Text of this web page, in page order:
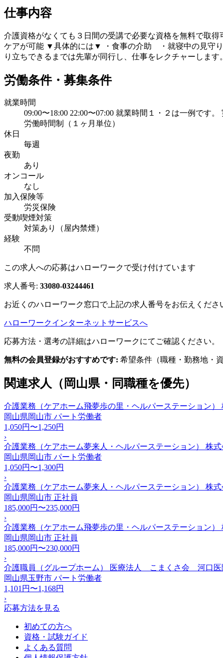
仕事内容
介護資格がなくても３日間の受講で必要な資格を無料で取
ケアが可能 ▼具体的には▼ ・食事の介助 ・就寝中の見
り立ちできるまでは先輩が同行し、仕事をレクチャーしま
労働条件・募集条件
就業時間
09:00〜18:00 22:00〜07:00 就業時間１・２は一例で
労働時間制（１ヶ月単位）
休日
毎週
夜勤
あり
オンコール
なし
加入保険等
労災保険
受動喫煙対策
対策あり（屋内禁煙）
経験
不問
この求人への応募はハローワークで受け付けています
求人番号: 33080-03244461
お近くのハローワーク窓口で上記の求人番号をお伝えくださ
ハローワークインターネットサービスへ
応募方法・選考の詳細はハローワークにてご確認ください。
無料の会員登録がおすすめです: 希望条件（職種・勤務地・
関連求人（岡山県・同職種を優先）
介護業務（ケアホーム飛夢歩の里・ヘルパーステーション
岡山県岡山市 パート労働者
1,050円〜1,250円
›
介護業務（ケアホーム夢来人・ヘルパーステーション） 株
岡山県岡山市 パート労働者
1,050円〜1,300円
›
介護業務（ケアホーム夢来人・ヘルパーステーション） 株
岡山県岡山市 正社員
185,000円〜235,000円
›
介護業務（ケアホーム飛夢歩の里・ヘルパーステーション
岡山県岡山市 正社員
185,000円〜230,000円
›
介護職員（グループホーム） 医療法人 こまくさ会 河口医
岡山県玉野市 パート労働者
1,101円〜1,168円
›
応募方法を見る
初めての方へ
資格・試験ガイド
よくある質問